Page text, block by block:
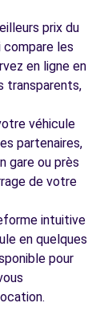
prix du
les
en ligne en
transparents,
véhicule
partenaires,
gare ou près
de votre
intuitive
en quelques
pour